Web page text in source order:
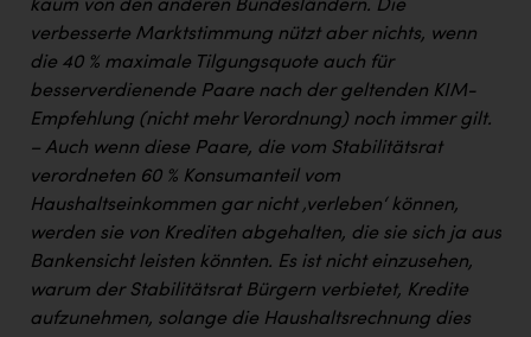
kaum von den anderen Bundesländern. Die
verbesserte Marktstimmung nützt aber nichts, wenn
die 40 % maximale Tilgungsquote auch für
besserverdienende Paare nach der geltenden KIM-
Empfehlung (nicht mehr Verordnung) noch immer gilt.
– Auch wenn diese Paare, die vom Stabilitätsrat
verordneten 60 % Konsumanteil vom
Haushaltseinkommen gar nicht ‚verleben‘ können,
werden sie von Krediten abgehalten, die sie sich ja aus
Bankensicht leisten könnten. Es ist nicht einzusehen,
warum der Stabilitätsrat Bürgern verbietet, Kredite
aufzunehmen, solange die Haushaltsrechnung dies